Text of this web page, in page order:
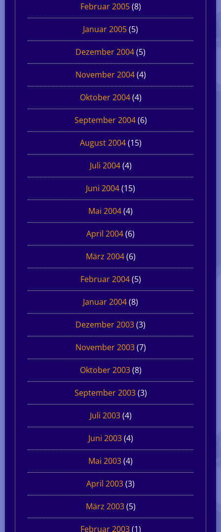
Februar 2005(8)
Januar 2005(5)
Dezember 2004(5)
November 2004(4)
Oktober 2004(4)
September 2004(6)
August 2004(15)
Juli 2004(4)
Juni 2004(15)
Mai 2004(4)
April 2004(6)
März 2004(6)
Februar 2004(5)
Januar 2004(8)
Dezember 2003(3)
November 2003(7)
Oktober 2003(8)
September 2003(3)
Juli 2003(4)
Juni 2003(4)
Mai 2003(4)
April 2003(3)
März 2003(5)
Februar 2003(1)